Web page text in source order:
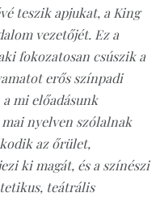
teszik apjukat, a King
vezetőjét. Ez a
fokozatosan csúszik a
erős színpadi
mi előadásunk
nyelven szólalnak
az őrület,
ki magát, és a színészi
teátrális